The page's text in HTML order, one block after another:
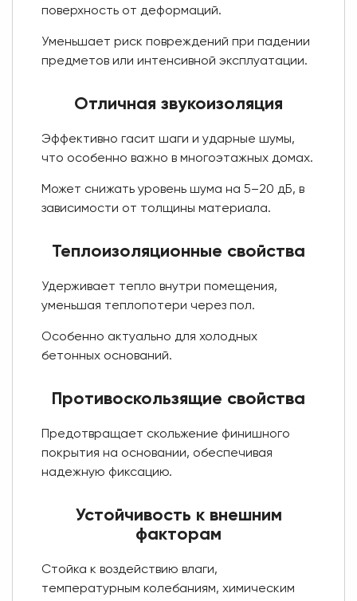
поверхность от деформаций.
Уменьшает риск повреждений при падении
предметов или интенсивной эксплуатации.
Отличная звукоизоляция
Эффективно гасит шаги и ударные шумы,
что особенно важно в многоэтажных домах.
Может снижать уровень шума на 5–20 дБ, в
зависимости от толщины материала.
Теплоизоляционные свойства
Удерживает тепло внутри помещения,
уменьшая теплопотери через пол.
Особенно актуально для холодных
бетонных оснований.
Противоскользящие свойства
Предотвращает скольжение финишного
покрытия на основании, обеспечивая
надежную фиксацию.
Устойчивость к внешним
факторам
Стойка к воздействию влаги,
температурным колебаниям, химическим